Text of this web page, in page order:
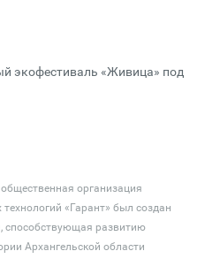
экофестиваль «Живица» под
организация
«Гарант» был создан
способствующая развитию
Архангельской области